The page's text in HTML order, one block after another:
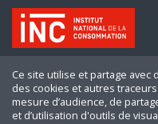
Ce site utilise et partage
des cookies et autres
mesure d’audience, de
et d’utilisation d'outils de